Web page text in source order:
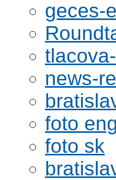
geces-
news-
foto
foto sk